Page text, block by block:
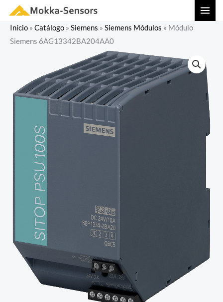
conteúdo
Início » Catálogo » Siemens » Siemens Módulos » Módulo
Siemens 6AG13342BA204AA0